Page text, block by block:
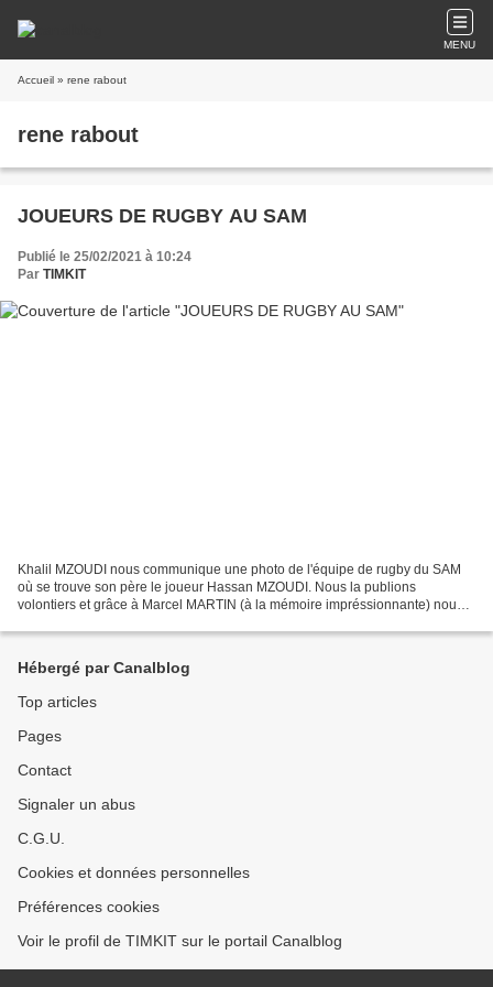
MENU
Accueil » rene rabout
rene rabout
JOUEURS DE RUGBY AU SAM
Publié le 25/02/2021 à 10:24
Par TIMKIT
Khalil MZOUDI nous communique une photo de l'équipe de rugby du SAM
où se trouve son père le joueur Hassan MZOUDI. Nous la publions
volontiers et grâce à Marcel MARTIN (à la mémoire impréssionnante) nous
Hébergé par Canalblog
Top articles
Pages
Contact
Signaler un abus
C.G.U.
Cookies et données personnelles
Préférences cookies
Voir le profil de TIMKIT sur le portail Canalblog